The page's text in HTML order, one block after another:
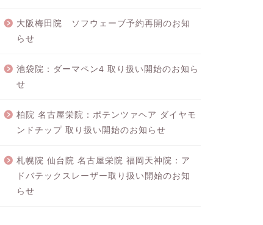
大阪梅田院 ソフウェーブ予約再開のお知
らせ
池袋院：ダーマペン4 取り扱い開始のお知ら
せ
柏院 名古屋栄院：ポテンツァヘア ダイヤモ
ンドチップ 取り扱い開始のお知らせ
札幌院 仙台院 名古屋栄院 福岡天神院：ア
ドバテックスレーザー取り扱い開始のお知
らせ